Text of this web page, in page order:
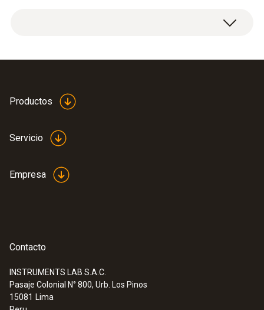
:0602 0394
Productos
Servicio
Empresa
Contacto
INSTRUMENTS LAB S.A.C.
Pasaje Colonial N° 800, Urb. Los Pinos
15081 Lima